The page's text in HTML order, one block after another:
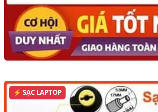
⚡ SẠC LAPTOP